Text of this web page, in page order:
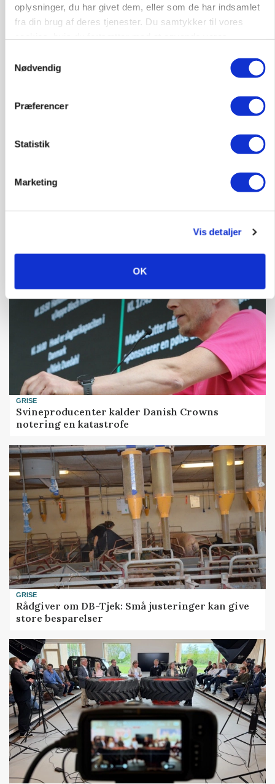
oplysninger, du har givet dem, eller som de har indsamlet
fra din brug af deres tjenester. Du samtykker til vores
Nødvendig
Præferencer
Statistik
Marketing
Vis detaljer
OK
03. aug.
Leder til klimastald
GRISE
Svineproducenter kalder Danish Crowns
notering en katastrofe
GRISE
Rådgiver om DB-Tjek: Små justeringer kan give
store besparelser